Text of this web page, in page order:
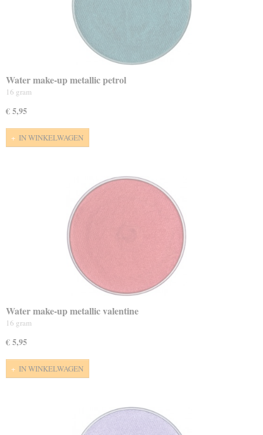
Water make-up metallic petrol
16 gram
€ 5,95
IN WINKELWAGEN
Water make-up metallic valentine
16 gram
€ 5,95
IN WINKELWAGEN